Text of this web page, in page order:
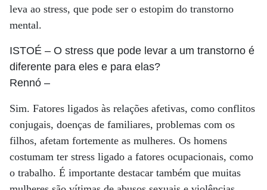
leva ao stress, que pode ser o estopim do transtorno
mental.
ISTOÉ – O stress que pode levar a um transtorno é
diferente para eles e para elas?
Rennó –
Sim. Fatores ligados às relações afetivas, como conflitos
conjugais, doenças de familiares, problemas com os
filhos, afetam fortemente as mulheres. Os homens
costumam ter stress ligado a fatores ocupacionais, como
o trabalho. É importante destacar também que muitas